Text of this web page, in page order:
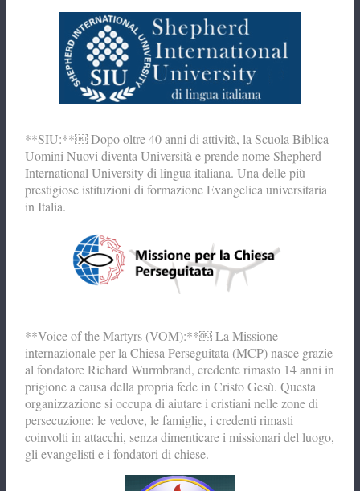
**SIU:**￼ Dopo oltre 40 anni di attività, la Scuola Biblica
Uomini Nuovi diventa Università e prende nome Shepherd
International University di lingua italiana. Una delle più
prestigiose istituzioni di formazione Evangelica universitaria
in Italia.
**Voice of the Martyrs (VOM):**￼ La Missione
internazionale per la Chiesa Perseguitata (MCP) nasce grazie
al fondatore Richard Wurmbrand, credente rimasto 14 anni in
prigione a causa della propria fede in Cristo Gesù. Questa
organizzazione si occupa di aiutare i cristiani nelle zone di
persecuzione: le vedove, le famiglie, i credenti rimasti
coinvolti in attacchi, senza dimenticare i missionari del luogo,
gli evangelisti e i fondatori di chiese.